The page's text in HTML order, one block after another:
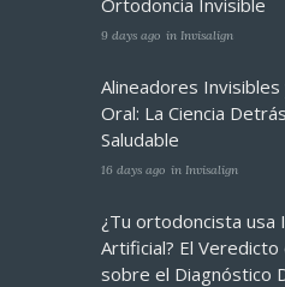
Ortodoncia Invisible
9 days ago in Invisalign
Alineadores
Oral: La Ciencia
Saludable
16 days ago in Invisalign
¿Tu ortodoncista usa
Artificial? El Veredicto
sobre el Diagnóstico